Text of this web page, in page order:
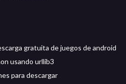
gratuita de juegos de android
usando urllib3
para descargar